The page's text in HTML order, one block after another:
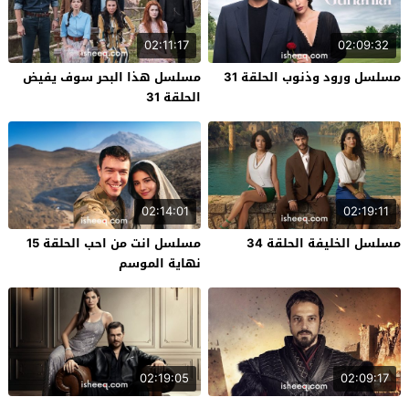
02:09:32
مسلسل ورود وذنوب الحلقة 31
02:11:17
مسلسل هذا البحر سوف يفيض
الحلقة 31
02:19:11
مسلسل الخليفة الحلقة 34
02:14:01
مسلسل انت من احب الحلقة 15
نهاية الموسم
02:09:17
02:19:05